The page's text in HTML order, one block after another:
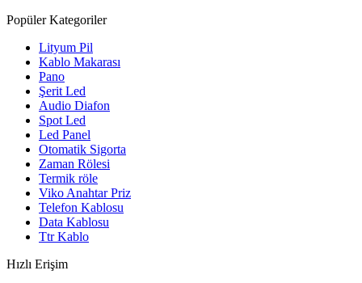
Popüler Kategoriler
Lityum Pil
Kablo Makarası
Pano
Şerit Led
Audio Diafon
Spot Led
Led Panel
Otomatik Sigorta
Zaman Rölesi
Termik röle
Viko Anahtar Priz
Telefon Kablosu
Data Kablosu
Ttr Kablo
Hızlı Erişim